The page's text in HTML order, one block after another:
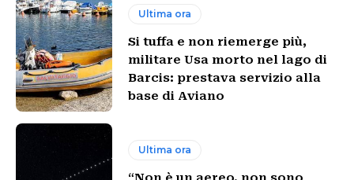
Ultima ora
Si tuffa e non riemerge più,
militare Usa morto nel lago di
Barcis: prestava servizio alla
base di Aviano
Ultima ora